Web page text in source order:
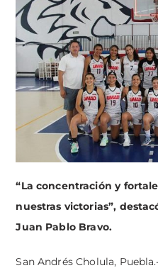
“La concentración y
nuestras victorias”,
Juan Pablo Bravo.
San Andrés Cholula,